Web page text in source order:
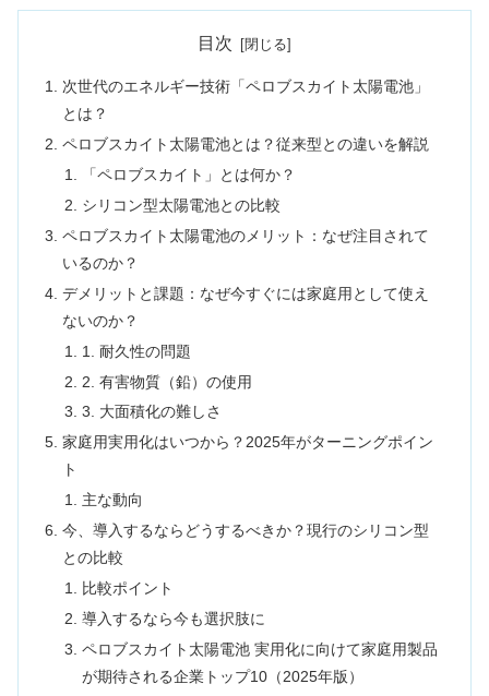
目次
次世代のエネルギー技術「ペロブスカイト太陽電池」
とは？
ペロブスカイト太陽電池とは？従来型との違いを解説
「ペロブスカイト」とは何か？
シリコン型太陽電池との比較
ペロブスカイト太陽電池のメリット：なぜ注目されて
いるのか？
デメリットと課題：なぜ今すぐには家庭用として使え
ないのか？
1. 耐久性の問題
2. 有害物質（鉛）の使用
3. 大面積化の難しさ
家庭用実用化はいつから？2025年がターニングポイン
ト
主な動向
今、導入するならどうするべきか？現行のシリコン型
との比較
比較ポイント
導入するなら今も選択肢に
ペロブスカイト太陽電池 実用化に向けて家庭用製品
が期待される企業トップ10（2025年版）